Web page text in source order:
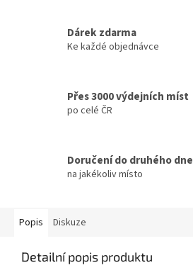
Dárek zdarma
Ke každé objednávce
Přes 3000 výdejních míst
po celé ČR
Doručení do druhého dne
na jakékoliv místo
Popis Diskuze
Detailní popis produktu